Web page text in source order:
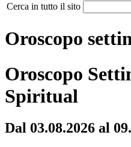
Cerca in tutto il sito
Oroscopo
Oroscopo
Spiritual
Dal 03.08.2026 al